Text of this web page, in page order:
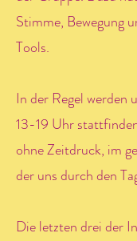
Stimme, Bewegung
Tools.
In der Regel werden
13-19 Uhr
ohne Zeitdruck, im
der uns durch den
Die letzten drei der